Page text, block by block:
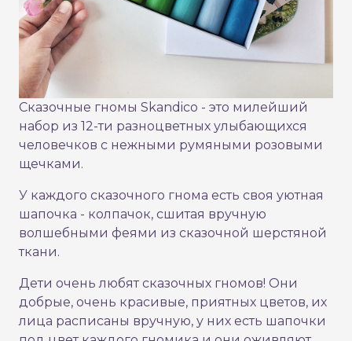
Сказочные гномы Skandico - это милейший
набор из 12-ти разноцветных улыбающихся
человечков с нежными румяными розовыми
щечками.
У каждого сказочного гнома есть своя уютная
шапочка - колпачок, сшитая вручную
волшебными феями из сказочной шерстяной
ткани.
Дети очень любят сказочных гномов! Они
добрые, очень красивые, приятных цветов, их
лица расписаны вручную, у них есть шапочки